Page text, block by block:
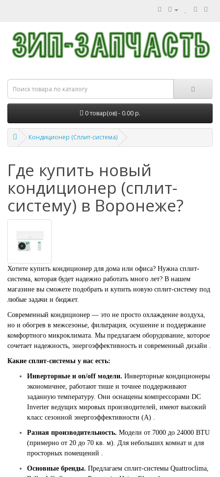
0 товар(ов) - 0.00 р.
Кондиционер (Сплит-система)
Где купить новый
кондиционер (сплит-
систему) в Воронеже?
Хотите купить кондиционер для дома или офиса? Нужна сплит-
система, которая будет надежно работать много лет? В нашем
магазине вы сможете подобрать и купить новую сплит-систему под
любые задачи и бюджет.
Современный кондиционер — это не просто охлаждение воздуха,
но и обогрев в межсезонье, фильтрация, осушение и поддержание
комфортного микроклимата. Мы предлагаем оборудование, которое
сочетает надежность, энергоэффективность и современный дизайн .
Какие сплит-системы у нас есть:
Инверторные и on/off модели. Инверторные кондиционеры
экономичнее, работают тише и точнее поддерживают
заданную температуру. Они оснащены компрессорами DC
Inverter ведущих мировых производителей, имеют высокий
класс сезонной энергоэффективности (А) .
Разная производительность. Модели от 7000 до 24000 BTU
(примерно от 20 до 70 кв. м). Для небольших комнат и для
просторных помещений .
Основные бренды. Предлагаем сплит-системы Quattroclima,